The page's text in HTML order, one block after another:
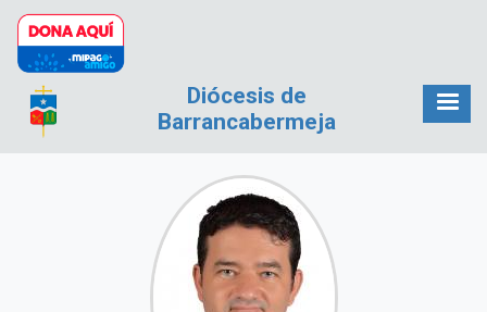
Pasar al contenido principal
Diócesis de
Barrancabermeja